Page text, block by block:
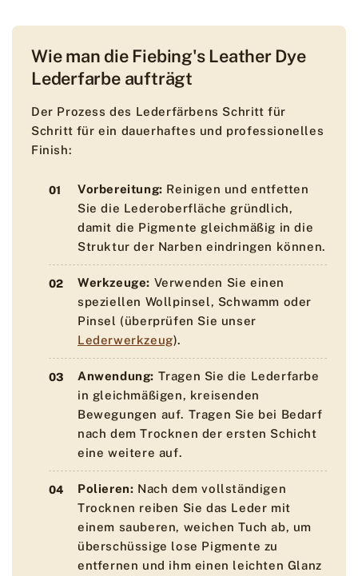
Wie man die Fiebing's Leather Dye
Lederfarbe aufträgt
Der Prozess des Lederfärbens Schritt für
Schritt für ein dauerhaftes und professionelles
Finish:
Vorbereitung: Reinigen und entfetten
Sie die Lederoberfläche gründlich,
damit die Pigmente gleichmäßig in die
Struktur der Narben eindringen können.
Werkzeuge: Verwenden Sie einen
speziellen Wollpinsel, Schwamm oder
Pinsel (überprüfen Sie unser
Lederwerkzeug).
Anwendung: Tragen Sie die Lederfarbe
in gleichmäßigen, kreisenden
Bewegungen auf. Tragen Sie bei Bedarf
nach dem Trocknen der ersten Schicht
eine weitere auf.
Polieren: Nach dem vollständigen
Trocknen reiben Sie das Leder mit
einem sauberen, weichen Tuch ab, um
überschüssige lose Pigmente zu
entfernen und ihm einen leichten Glanz